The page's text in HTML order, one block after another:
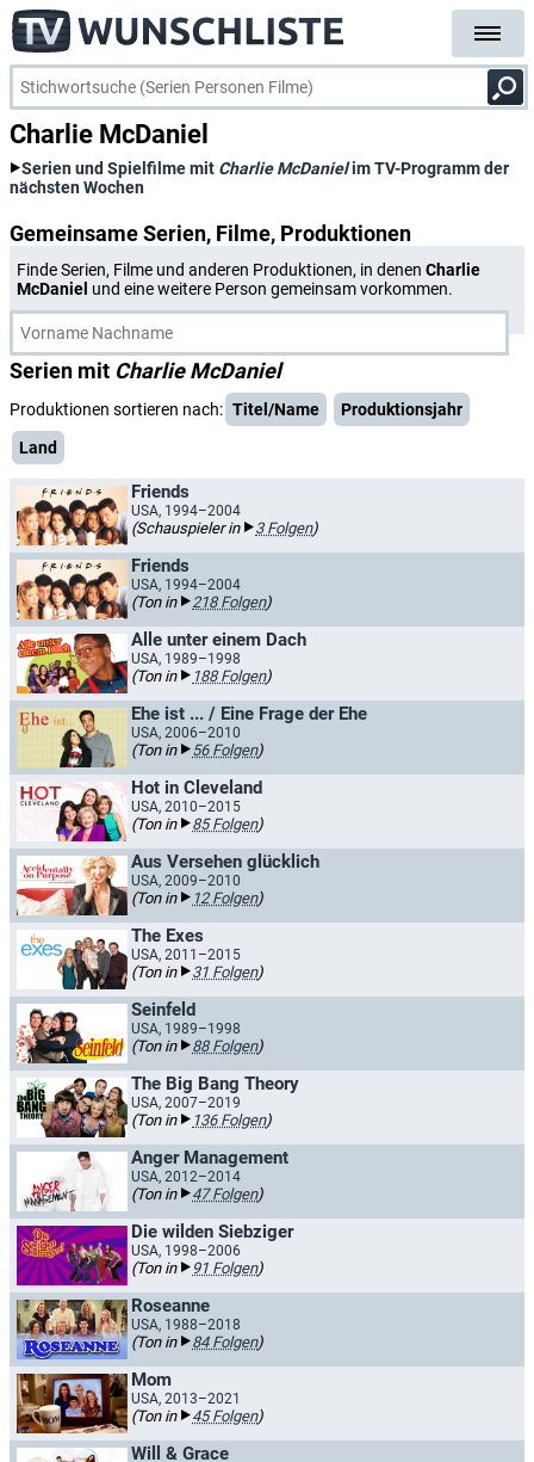
Charlie McDaniel
Serien und Spielfilme mit Charlie McDanielim TV-Programm der
nächsten Wochen
Gemeinsame Serien, Filme, Produktionen
Finde Serien, Filme und anderen Produktionen, in denen Charlie
McDaniel und eine weitere Person gemeinsam vorkommen.
Serien mit Charlie McDaniel
Produktionen sortieren nach: Titel/Name
Produktionsjahr
Land
Friends
USA, 1994–2004
(Schauspieler in 3 Folgen)
Friends
USA, 1994–2004
(Ton in 218 Folgen)
Alle unter einem Dach
USA, 1989–1998
(Ton in 188 Folgen)
Ehe ist ... / Eine Frage der Ehe
USA, 2006–2010
(Ton in 56 Folgen)
Hot in Cleveland
USA, 2010–2015
(Ton in 85 Folgen)
Aus Versehen glücklich
USA, 2009–2010
(Ton in 12 Folgen)
The Exes
USA, 2011–2015
(Ton in 31 Folgen)
Seinfeld
USA, 1989–1998
(Ton in 88 Folgen)
The Big Bang Theory
USA, 2007–2019
(Ton in 136 Folgen)
Anger Management
USA, 2012–2014
(Ton in 47 Folgen)
Die wilden Siebziger
USA, 1998–2006
(Ton in 91 Folgen)
Roseanne
USA, 1988–2018
(Ton in 84 Folgen)
Mom
USA, 2013–2021
(Ton in 45 Folgen)
Will & Grace